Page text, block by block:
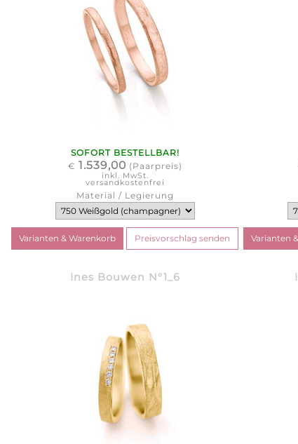
SOFORT BESTELLBAR!
€ 1.539,00 (Paarpreis)
inkl. MwSt.
versandkostenfrei
Material / Legierung
Ines Bouwen N°1_6